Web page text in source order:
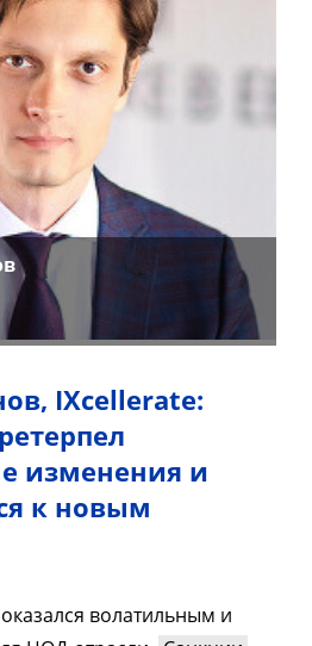
IXcellerate:
изменения и
к новым
волатильным и